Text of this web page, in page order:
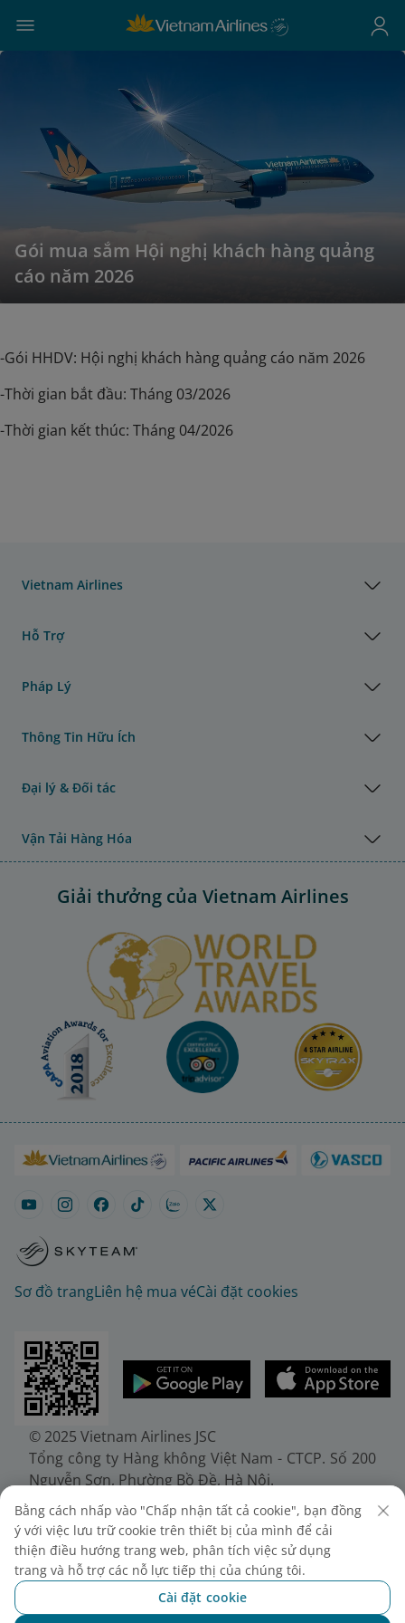
Gói mua sắm Hội nghị khách hàng quảng
cáo năm 2026
-Gói HHDV: Hội nghị khách hàng quảng cáo năm 2026
-Thời gian bắt đầu: Tháng 03/2026
-Thời gian kết thúc: Tháng 04/2026
Vietnam Airlines
Hỗ Trợ
Pháp Lý
Thông Tin Hữu Ích
Đại lý & Đối tác
Vận Tải Hàng Hóa
Giải thưởng của Vietnam Airlines
Sơ đồ trangLiên hệ mua véCài đặt cookies
© 2025 Vietnam Airlines JSC
Tổng công ty Hàng không Việt Nam - CTCP. Số 200
Nguyễn Sơn, Phường Bồ Đề, Hà Nội.
Điện thoại: (+84-24) 38272289. Fax: (+84-24)
38722375
Giấy chứng nhận đăng ký doanh nghiệp, mã số
doanh nghiệp 0100107518, đăng ký lần đầu ngày
30/6/2010, đăng ký thay đổi lần thứ 10 ngày
24/7/2025, cấp bởi Sở Tài chính Thành phố Hà Nội.
Bằng cách nhấp vào "Chấp nhận tất cả cookie", bạn đồng
ý với việc lưu trữ cookie trên thiết bị của mình để cải
thiện điều hướng trang web, phân tích việc sử dụng
trang và hỗ trợ các nỗ lực tiếp thị của chúng tôi.
Cài đặt cookie